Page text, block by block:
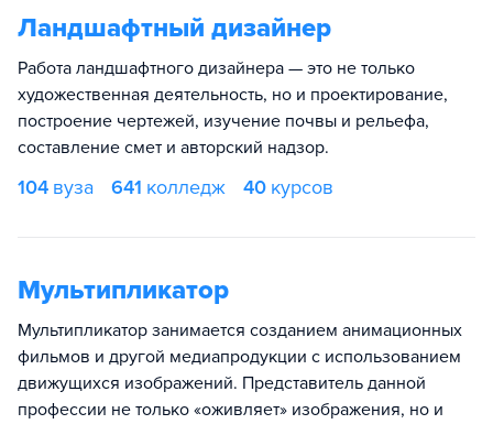
Ландшафтный дизайнер
Работа ландшафтного дизайнера — это не только
художественная деятельность, но и проектирование,
построение чертежей, изучение почвы и рельефа,
составление смет и авторский надзор.
104 вуза 641 колледж 40 курсов
Мультипликатор
Мультипликатор занимается созданием анимационных
фильмов и другой медиапродукции с использованием
движущихся изображений. Представитель данной
профессии не только «оживляет» изображения, но и